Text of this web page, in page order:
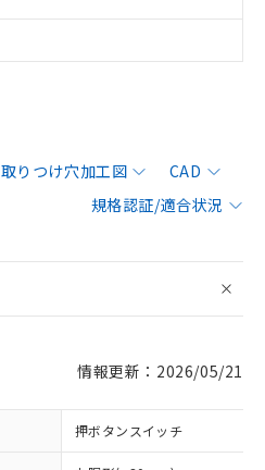
取りつけ穴加工図
CAD
規格認証/適合状況
情報更新：2026/05/21
押ボタンスイッチ